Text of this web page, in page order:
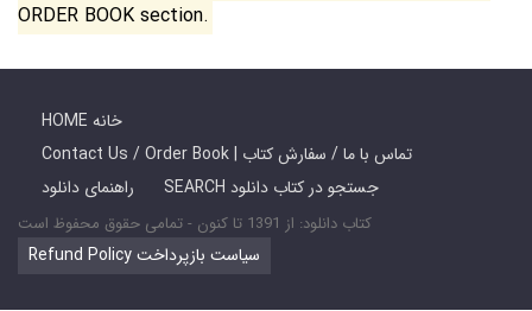
ORDER BOOK section.
HOME خانه
Contact Us / Order Book | تماس با ما / سفارش کتاب
راهنمای دانلود
SEARCH جستجو در کتاب دانلود
کتاب دانلود: از 1391 تا کنون - تمامی حقوق محفوظ است
Refund Policy سیاست بازپرداخت